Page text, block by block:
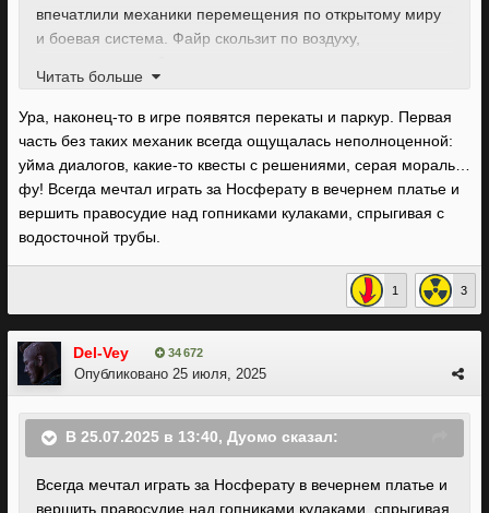
впечатлили механики перемещения по открытому миру
и боевая система. Файр скользит по воздуху,
обладает навыками двойного прыжка и рывка, а также
умеет цепляться за выступы на зданиях. Герой может
упасть с кры
и, совершить рывок в воздухе и ухватиться
Читать больше
Ура, наконец-то в игре появятся перекаты и паркур. Первая
часть без таких механик всегда ощущалась неполноценной:
уйма диалогов, какие-то квесты с решениями, серая мораль…
фу! Всегда мечтал играть за Носферату в вечернем платье и
вершить правосудие над гопниками кулаками, спрыгивая с
водосточной трубы.
1 3
Del-Vey 34 672
Опубликовано 25 июля, 2025
В 25.07.2025 в 13:40, Дуомо сказал:
Всегда мечтал играть за Носферату в вечернем платье и
вершить правосудие над гопниками кулаками, спрыгивая